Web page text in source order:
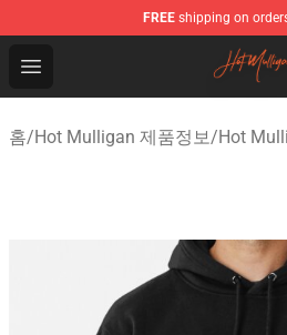
FREE shipping on
Open menu
Hot Mulligan Shop - Official
홈/Hot Mulligan 제품정보/Hot